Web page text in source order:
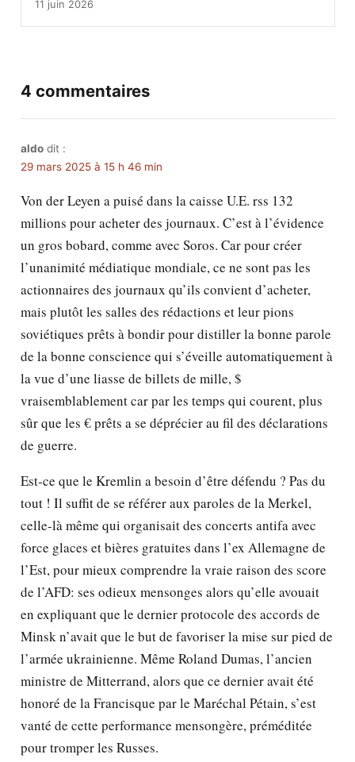
11 juin 2026
4 commentaires
aldo dit :
29 mars 2025 à 15 h 46 min
Von der Leyen a puisé dans la caisse U.E. rss 132
millions pour acheter des journaux. C’est à l’évidence
un gros bobard, comme avec Soros. Car pour créer
l’unanimité médiatique mondiale, ce ne sont pas les
actionnaires des journaux qu’ils convient d’acheter,
mais plutôt les salles des rédactions et leur pions
soviétiques prêts à bondir pour distiller la bonne parole
de la bonne conscience qui s’éveille automatiquement à
la vue d’une liasse de billets de mille, $
vraisemblablement car par les temps qui courent, plus
sûr que les € prêts a se déprécier au fil des déclarations
de guerre.
Est-ce que le Kremlin a besoin d’être défendu ? Pas du
tout ! Il suffit de se référer aux paroles de la Merkel,
celle-là même qui organisait des concerts antifa avec
force glaces et bières gratuites dans l’ex Allemagne de
l’Est, pour mieux comprendre la vraie raison des score
de l’AFD: ses odieux mensonges alors qu’elle avouait
en expliquant que le dernier protocole des accords de
Minsk n’avait que le but de favoriser la mise sur pied de
l’armée ukrainienne. Même Roland Dumas, l’ancien
ministre de Mitterrand, alors que ce dernier avait été
honoré de la Francisque par le Maréchal Pétain, s’est
vanté de cette performance mensongère, préméditée
pour tromper les Russes.